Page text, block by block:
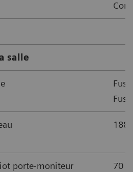
salle
porte-moniteur
70